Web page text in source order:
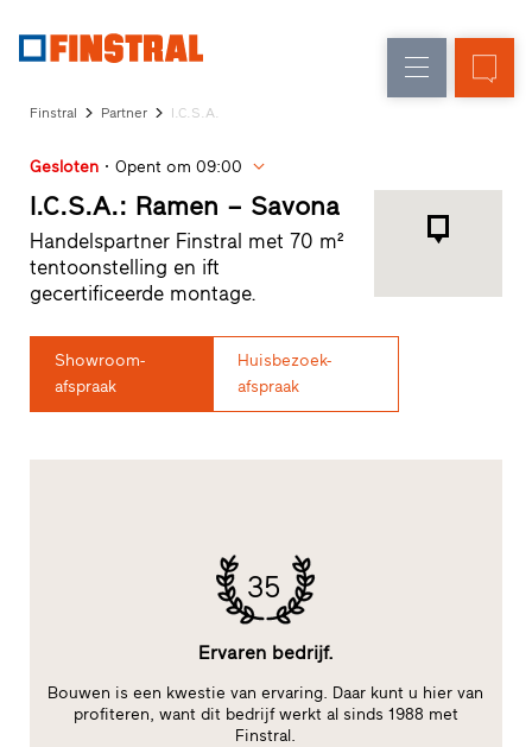
Glasgevels
Partnerprogramma
Studio
Snelle
toegang
Finstral Partner I.C.S.A.
Gesloten Opent om 09:00
I.C.S.A.: Ramen – Savona
Handelspartner Finstral met 70 m²
tentoonstelling en ift
gecertificeerde montage.
Showroom-
afspraak
Huisbezoek-
afspraak
35
Ervaren bedrijf.
Bouwen is een kwestie van ervaring. Daar kunt u hier van
profiteren, want dit bedrijf werkt al sinds 1988 met
Finstral.